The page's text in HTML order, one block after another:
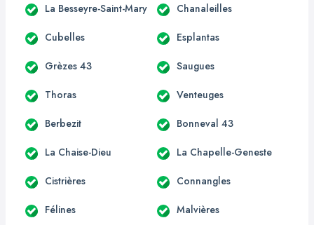
La Besseyre-Saint-Mary Chanaleilles
Cubelles Esplantas
Grèzes 43 Saugues
Thoras Venteuges
Berbezit Bonneval 43
La Chaise-Dieu La Chapelle-Geneste
Cistrières Connangles
Félines Malvières